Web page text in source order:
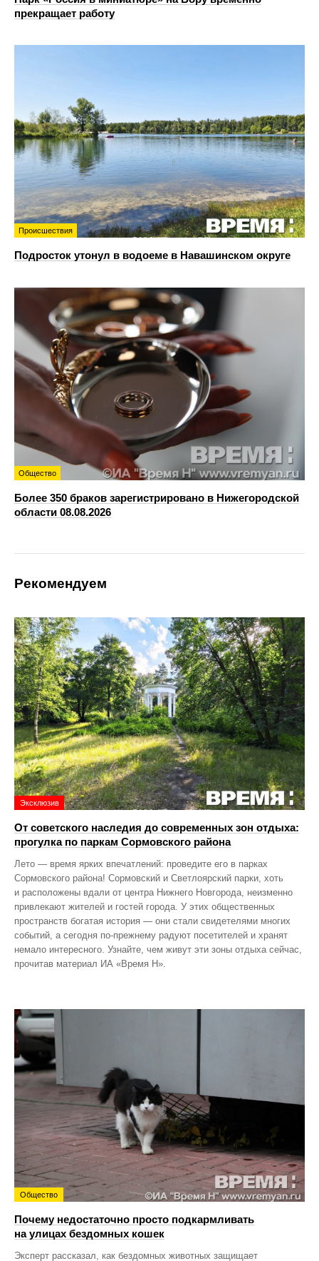
прекращает работу
Происшествия
Подросток утонул в водоеме в Навашинском округе
Общество
Более 350 браков зарегистрировано в Нижегородской
области 08.08.2026
Рекомендуем
Эксклюзив
От советского наследия до современных зон отдыха:
прогулка по паркам Сормовского района
Лето — время ярких впечатлений: проведите его в парках
Сормовского района! Сормовский и Светлоярский парки, хоть
и расположены вдали от центра Нижнего Новгорода, неизменно
привлекают жителей и гостей города. У этих общественных
пространств богатая история — они стали свидетелями многих
событий, а сегодня по‑прежнему радуют посетителей и хранят
немало интересного. Узнайте, чем живут эти зоны отдыха сейчас,
прочитав материал ИА «Время Н».
Общество
Почему недостаточно просто подкармливать
на улицах бездомных кошек
Эксперт рассказал, как бездомных животных защищает